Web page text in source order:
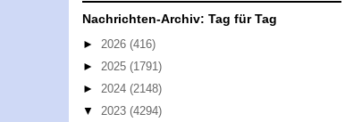
Nachrichten-Archiv: Tag für Tag
► 2026 (416)
► 2025 (1791)
► 2024 (2148)
▼ 2023 (4294)